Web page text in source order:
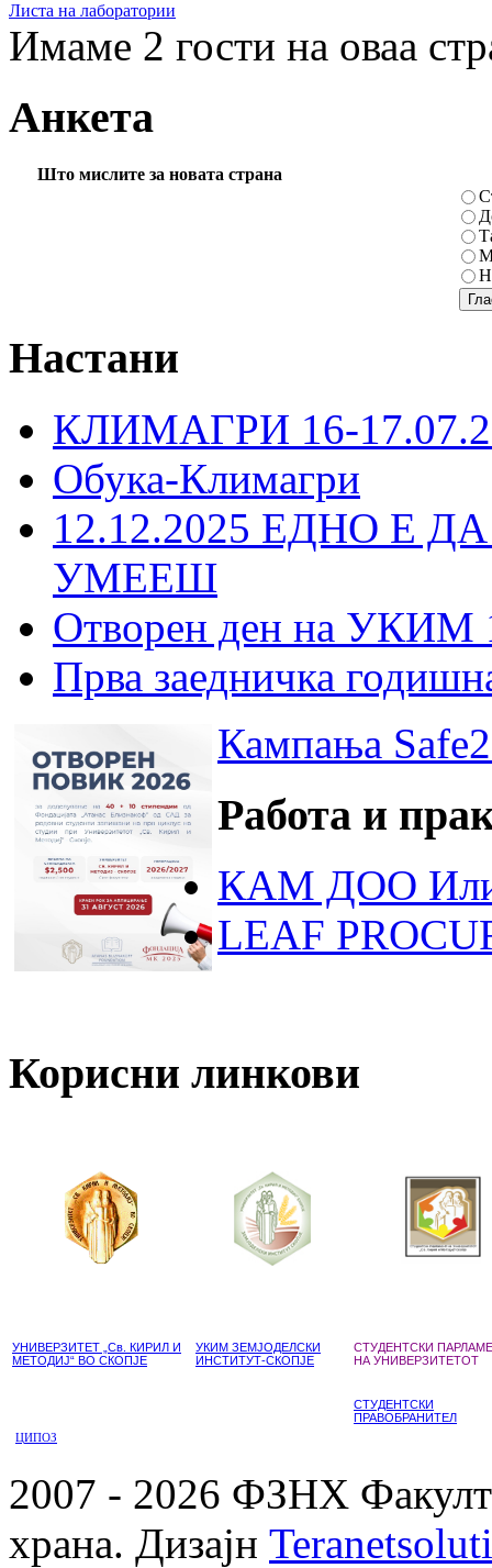
Листа на лаборатории
Имаме 2 гости на оваа
Анкета
Што мислите за новата страна
Настани
КЛИМАГРИ 16-
Обука-Климагри
12.12.2025 ЕДНО Е
УМЕЕШ
Отворен ден на УКИМ
Прва заедничка
Кампања
Работа и
КАМ ДОО
LEAF
Корисни линкови
УНИВЕРЗИТЕТ „Св. КИРИЛ И
МЕТОДИЈ“ ВО СКОПЈЕ
УКИМ ЗЕМЈОДЕЛСКИ
ИНСТИТУТ-СКОПЈЕ
СТУДЕНТСКИ
НА УНИВЕРЗИТЕТОТ
СТУДЕНТСКИ
ПРАВОБРАНИТЕЛ
ЦИПОЗ
2007 - 2026 ФЗНХ
храна. Дизајн